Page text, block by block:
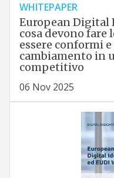
WHITEPAPER
European Digital
cosa devono fare
essere conformi
cambiamento in
competitivo
06 Nov 2025